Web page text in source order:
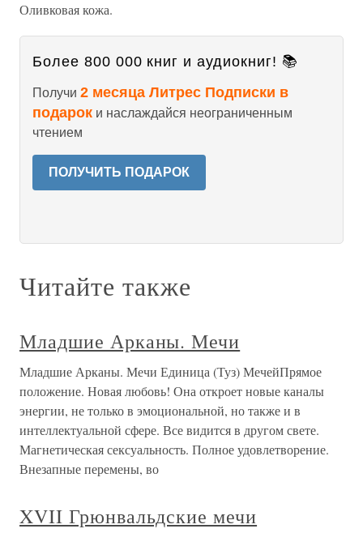
Оливковая кожа.
Более 800 000 книг и аудиокниг! 📚
Получи 2 месяца Литрес Подписки в
подарок и наслаждайся неограниченным
чтением
ПОЛУЧИТЬ ПОДАРОК
Читайте также
Младшие Арканы. Мечи
Младшие Арканы. Мечи Единица (Туз) МечейПрямое
положение. Новая любовь! Она откроет новые каналы
энергии, не только в эмоциональной, но также и в
интеллектуальной сфере. Все видится в другом свете.
Магнетическая сексуальность. Полное удовлетворение.
Внезапные перемены, во
XVII Грюнвальдские мечи